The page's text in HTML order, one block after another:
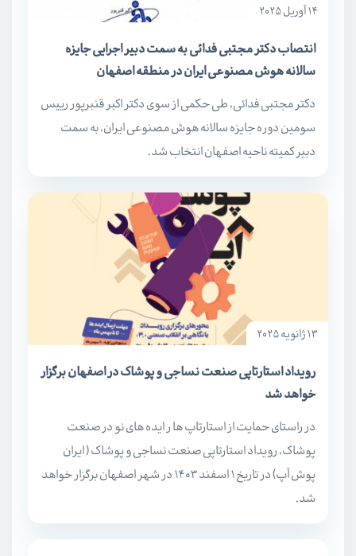
14 آوریل 2025
انتصاب دکتر مجتبی فدائی به سمت دبیر اجرایی جایزه
سالانه هوش مصنوعی ایران در منطقه اصفهان
دکتر مجتبی فدائی، طی حکمی از سوی دکتر اکبر قنبرپور رییس
سومین دوره جایزه سالانه هوش مصنوعی ایران، به سمت
دبیر کمیته ناحیه اصفهان انتخاب شد.
13 ژانویه 2025
رویداد استارتاپی صنعت نساجی و پوشاک در اصفهان برگزار
خواهد شد
در راستای حمایت از استارتاپ ها ر ایده های نو در صنعت
پوشاک، رویداد استارتاپی صنعت نساجی و پوشاک ( ایران
پوش آپ) در تاریخ ۱ اسفند ۱۴۰۳ در شهر اصفهان برگزار خواهد
شد.